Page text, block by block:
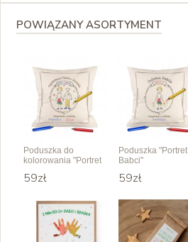
POWIĄZANY ASORTYMENT
Poduszka do
kolorowania "Portret
59zł
Poduszka "Portret
Babci"
59zł